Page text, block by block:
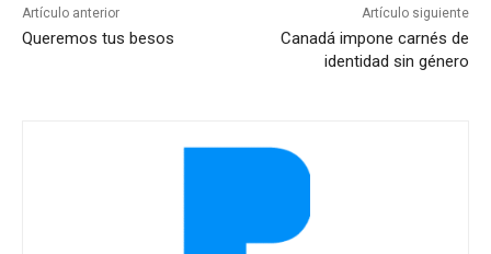
Artículo anterior
Queremos tus besos
Artículo siguiente
Canadá impone carnés de
identidad sin género